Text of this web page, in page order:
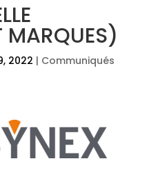
MARQUES)
2022 | Communiqués